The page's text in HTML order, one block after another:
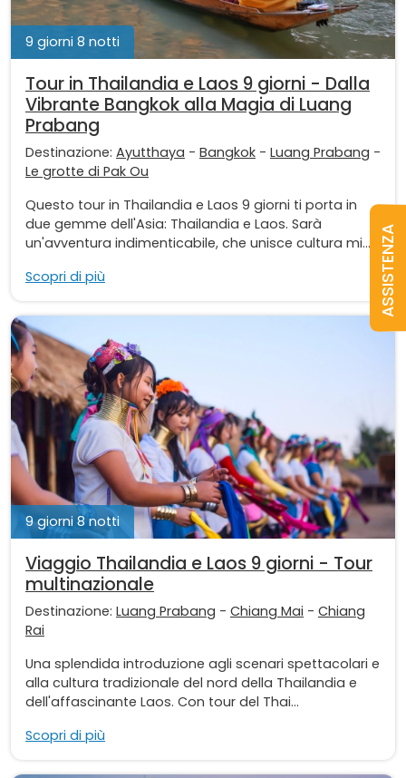
9 giorni 8 notti
Tour in Thailandia e Laos 9 giorni - Dalla
Vibrante Bangkok alla Magia di Luang
Prabang
Destinazione: Ayutthaya - Bangkok - Luang Prabang -
Le grotte di Pak Ou
Questo tour in Thailandia e Laos 9 giorni ti porta in
due gemme dell'Asia: Thailandia e Laos. Sarà
un'avventura indimenticabile, che unisce cultura mi...
Scopri di più
9 giorni 8 notti
Viaggio Thailandia e Laos 9 giorni - Tour
multinazionale
Destinazione: Luang Prabang - Chiang Mai - Chiang
Rai
Una splendida introduzione agli scenari spettacolari e
alla cultura tradizionale del nord della Thailandia e
dell'affascinante Laos. Con tour del Thai...
Scopri di più
ASSISTENZA